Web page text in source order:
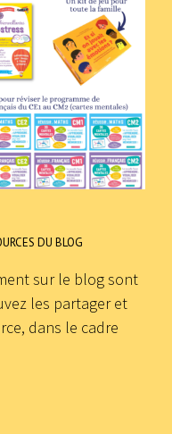
DU BLOG
sur le blog sont
les partager et
dans le cadre